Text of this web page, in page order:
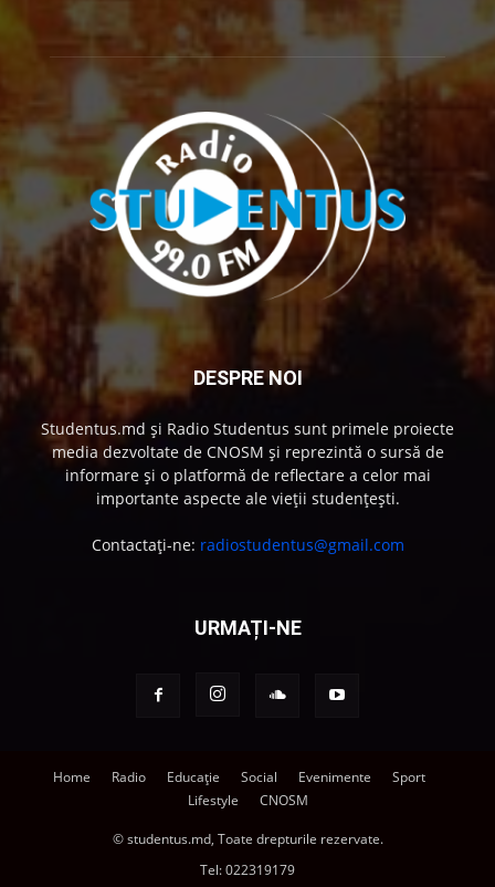
DESPRE NOI
Studentus.md și Radio Studentus sunt primele proiecte
media dezvoltate de CNOSM și reprezintă o sursă de
informare și o platformă de reflectare a celor mai
importante aspecte ale vieții studențești.
Contactați-ne: radiostudentus@gmail.com
URMAȚI-NE
Home Radio Educație Social Evenimente
Sport
Lifestyle
CNOSM
© studentus.md, Toate drepturile rezervate.
Tel:022319179